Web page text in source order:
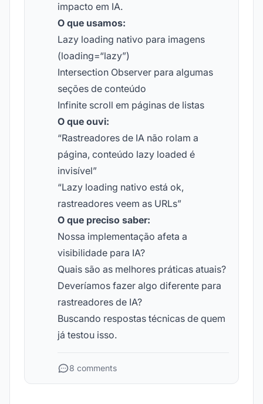
impacto em IA.
O que usamos:
Lazy loading nativo para imagens
(loading=“lazy”)
Intersection Observer para algumas
seções de conteúdo
Infinite scroll em páginas de listas
O que ouvi:
“Rastreadores de IA não rolam a
página, conteúdo lazy loaded é
invisível”
“Lazy loading nativo está ok,
rastreadores veem as URLs”
O que preciso saber:
Nossa implementação afeta a
visibilidade para IA?
Quais são as melhores práticas atuais?
Deveríamos fazer algo diferente para
rastreadores de IA?
Buscando respostas técnicas de quem
já testou isso.
8 comments